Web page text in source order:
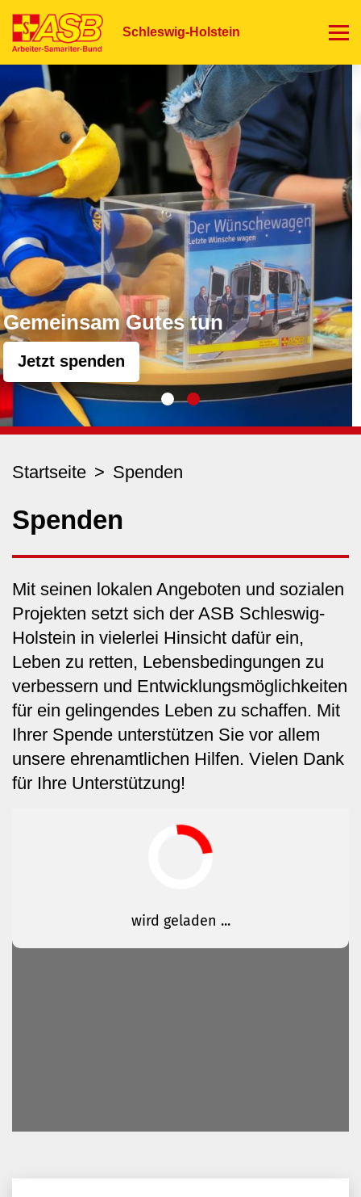
zum
Schleswig-Holstein
Gemeinsam Gutes tun
Jetzt spenden
Startseite Spenden
Spenden
Mit seinen lokalen Angeboten und sozialen
Projekten setzt sich der ASB Schleswig-
Holstein in vielerlei Hinsicht dafür ein,
Leben zu retten, Lebensbedingungen zu
verbessern und Entwicklungsmöglichkeiten
für ein gelingendes Leben zu schaffen. Mit
Ihrer Spende unterstützen Sie vor allem
unsere ehrenamtlichen Hilfen. Vielen Dank
für Ihre Unterstützung!